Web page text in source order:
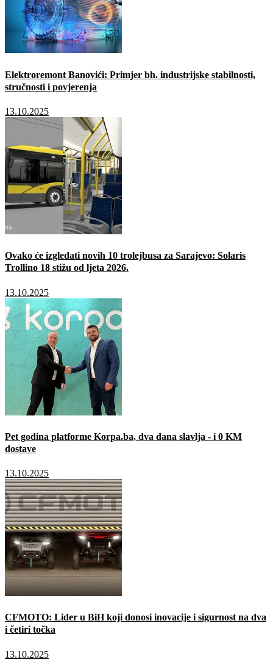
Elektroremont Banovići: Primjer bh. industrijske stabilnosti,
stručnosti i povjerenja
13.10.2025
Ovako će izgledati novih 10 trolejbusa za Sarajevo: Solaris
Trollino 18 stižu od ljeta 2026.
13.10.2025
Pet godina platforme Korpa.ba, dva dana slavlja - i 0 KM
dostave
13.10.2025
CFMOTO: Lider u BiH koji donosi inovacije i sigurnost na dva
i četiri točka
13.10.2025